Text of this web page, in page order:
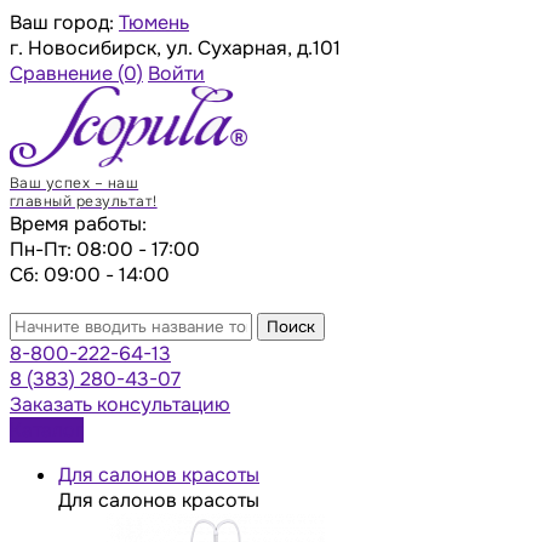
Ваш город: Тюмень
г. Новосибирск, ул. Сухарная, д.101
Сравнение (0) Войти
Ваш успех – наш
главный результат!
Время работы:
Пн-Пт: 08:00 - 17:00
Сб: 09:00 - 14:00
Поиск
8-800-222-64-13
8 (383) 280-43-07
Заказать консультацию
Для салонов красоты
Для салонов красоты